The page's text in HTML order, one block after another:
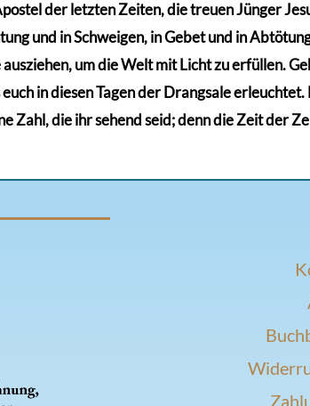
der letzten Zeiten, die treuen Jünger
und in Schweigen, in Gebet und in
um die Welt mit Licht zu erfüllen.
in diesen Tagen der Drangsale
Zahl, die ihr sehend seid; denn die Zeit der